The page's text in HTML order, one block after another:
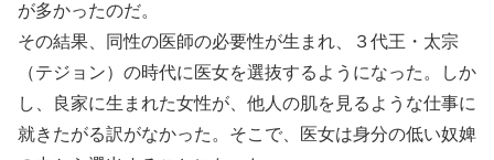
が多かったのだ。
その結果、同性の医師の必要性が生まれ、３代王・太宗
（テジョン）の時代に医女を選抜するようになった。しか
し、良家に生まれた女性が、他人の肌を見るような仕事に
就きたがる訳がなかった。そこで、医女は身分の低い奴婢